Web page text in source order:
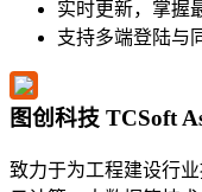
实时更新，掌握
支持多端登陆与
图创科技 TCSoft
致力于为工程建设行